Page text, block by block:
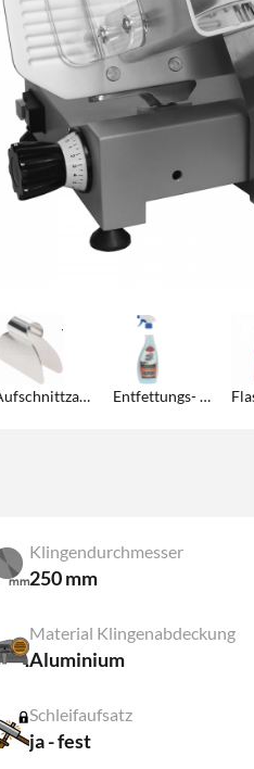
Aufschnittzange Entfettungs- und Desinfektionsmittel 750 ml
Klingendurchmesser
250 mm
Material Klingenabdeckung
Aluminium
Schleifaufsatz
ja - fest